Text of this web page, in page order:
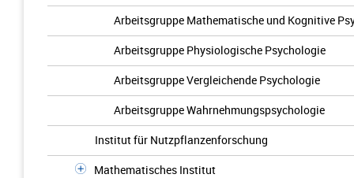
Arbeitsgruppe Mathematische und Kognitive
Arbeitsgruppe Physiologische Psychologie
Arbeitsgruppe Vergleichende Psychologie
Arbeitsgruppe Wahrnehmungspsychologie
Institut für Nutzpflanzenforschung
Mathematisches Institut